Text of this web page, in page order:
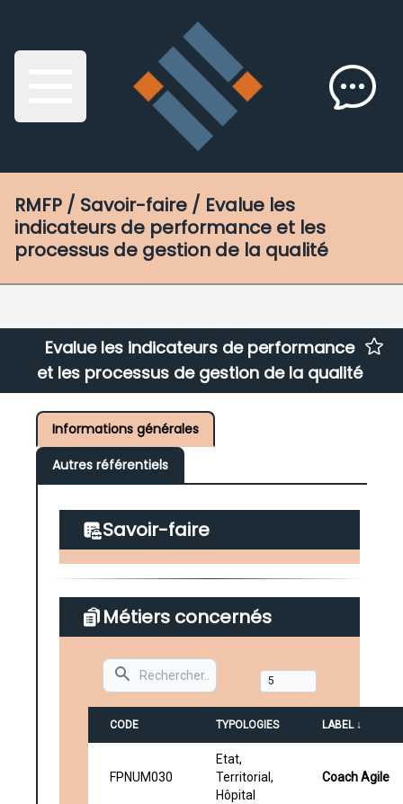
RMFP / Savoir-faire / Evalue les
indicateurs de performance et les
processus de gestion de la qualité
Evalue les indicateurs de performance
et les processus de gestion de la qualité
Informations générales
Autres référentiels
Savoir-faire
Métiers concernés
Search
CODE TYPOLOGIES LABEL ↓
FPNUM030
Etat,
Territorial,
Hôpital
Coach Agile